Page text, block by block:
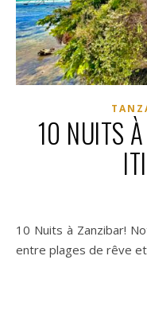
10 NUITS
10 Nuits à Zanzibar! Notre Itinéraire de voyage à Zanzibar
entre plages de rêve